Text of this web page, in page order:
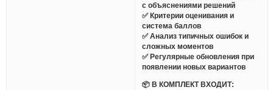
с объяснениями решений
✅ Критерии оценивания и
система баллов
✅ Анализ типичных ошибок и
сложных моментов
✅ Регулярные обновления при
появлении новых вариантов
📦 В КОМПЛЕКТ ВХОДИТ: